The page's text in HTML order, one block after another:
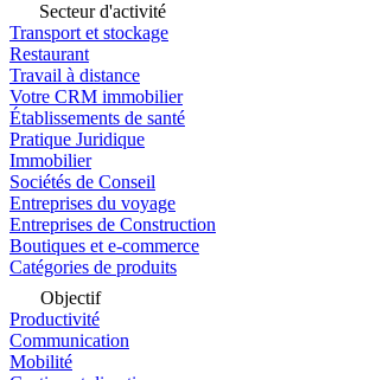
Secteur d'activité
Transport et stockage
Restaurant
Travail à distance
Votre CRM immobilier
Établissements de santé
Pratique Juridique
Immobilier
Sociétés de Conseil
Entreprises du voyage
Entreprises de Construction
Boutiques et e-commerce
Catégories de produits
Objectif
Productivité
Communication
Mobilité